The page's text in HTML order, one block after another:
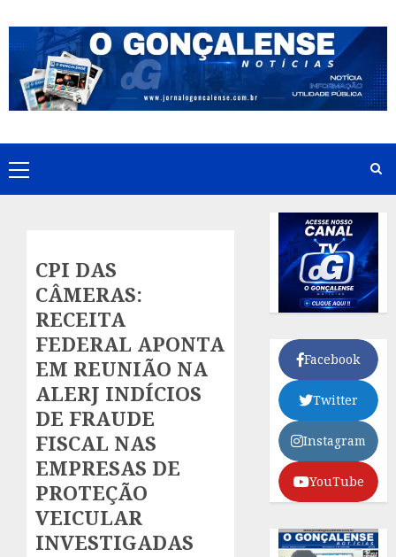
to
content
Primary
Menu
CPI DAS
CÂMERAS:
RECEITA
FEDERAL APONTA
EM REUNIÃO NA
ALERJ INDÍCIOS
DE FRAUDE
FISCAL NAS
EMPRESAS DE
PROTEÇÃO
VEICULAR
INVESTIGADAS
Facebook
Twitter
Instagram
YouTube